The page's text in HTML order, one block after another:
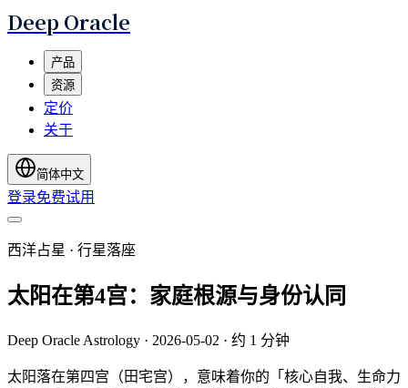
Deep Oracle
产品
资源
定价
关于
简体中文
登录免费试用
西洋占星 · 行星落座
太阳在第4宫：家庭根源与身份认同
Deep Oracle Astrology · 2026-05-02 · 约 1 分钟
太阳落在第四宫（田宅宫），意味着你的「核心自我、生命力